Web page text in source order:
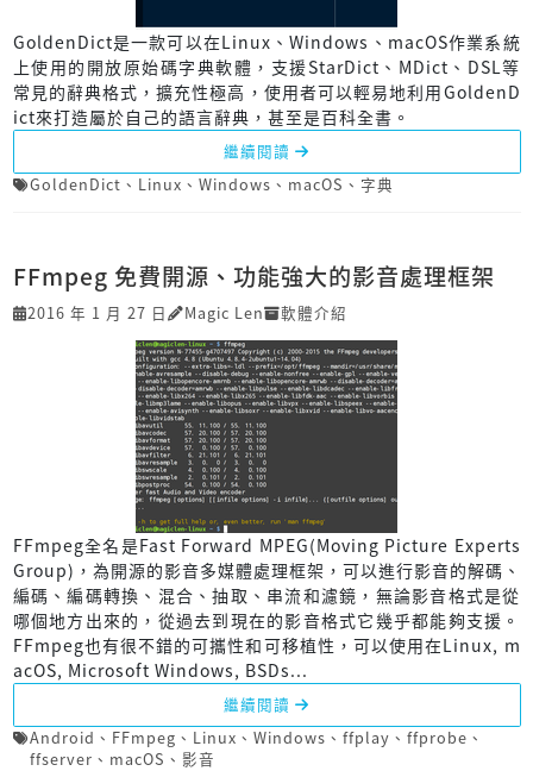
GoldenDict是一款可以在Linux、Windows、macOS作業系統
上使用的開放原始碼字典軟體，支援StarDict、MDict、DSL等
常見的辭典格式，擴充性極高，使用者可以輕易地利用GoldenD
ict來打造屬於自己的語言辭典，甚至是百科全書。
繼續閱讀
GoldenDict 、 Linux 、 Windows 、 macOS 、 字典
FFmpeg 免費開源、功能強大的影音處理框架
2016 年 1 月 27 日 Magic Len 軟體介紹
FFmpeg全名是Fast Forward MPEG(Moving Picture Experts
Group)，為開源的影音多媒體處理框架，可以進行影音的解碼、
編碼、編碼轉換、混合、抽取、串流和濾鏡，無論影音格式是從
哪個地方出來的，從過去到現在的影音格式它幾乎都能夠支援。
FFmpeg也有很不錯的可攜性和可移植性，可以使用在Linux, m
acOS, Microsoft Windows, BSDs...
繼續閱讀
Android 、 FFmpeg 、 Linux 、 Windows 、 ffplay 、 ffprobe 、
ffserver 、 macOS 、 影音